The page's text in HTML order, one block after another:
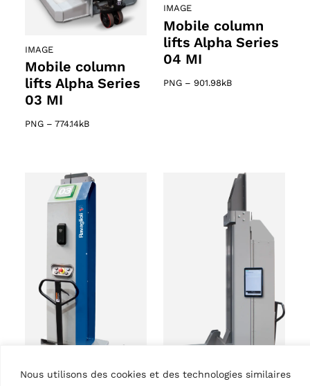
Nous utilisons des cookies et des technologies similaires
IMAGE
Mobile column
lifts Alpha Series
03 MI
PNG – 774.14kB
IMAGE
Mobile column
lifts Alpha Series
04 MI
PNG – 901.98kB